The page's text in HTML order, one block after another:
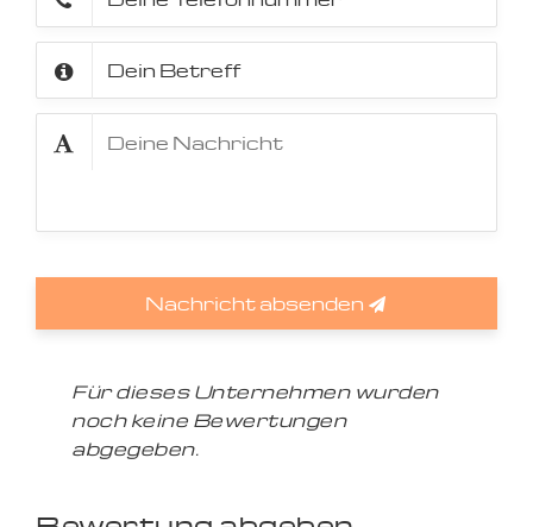
Nachricht absenden
Für dieses Unternehmen wurden
noch keine Bewertungen
abgegeben.